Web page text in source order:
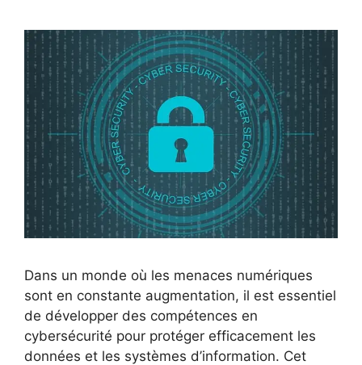
Dans un monde où les menaces numériques
sont en constante augmentation, il est essentiel
de développer des compétences en
cybersécurité pour protéger efficacement les
données et les systèmes d’information. Cet